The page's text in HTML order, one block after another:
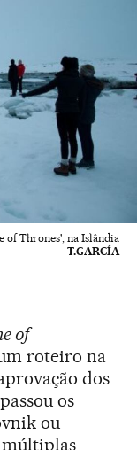
of Thrones', na Islândia
T.GARCÍA
of
roteiro na
dos
os
ou
múltiplas